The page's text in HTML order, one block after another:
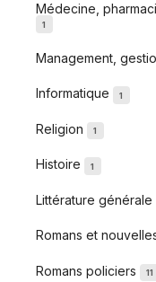
Médecine,
1
Management,
Informatique 1
Religion 1
Histoire 1
Littérature générale
Romans et
Romans policiers 11